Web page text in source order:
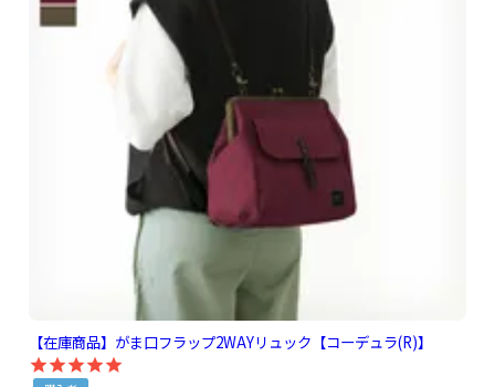
【在庫商品】がま口フラップ2WAYリュック【コーデュラ(R)】